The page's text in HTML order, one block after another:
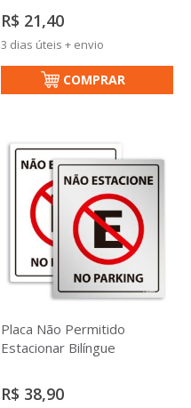
R$ 21,40
3 dias úteis + envio
COMPRAR
Placa Não Permitido
Estacionar Bilíngue
R$ 38,90